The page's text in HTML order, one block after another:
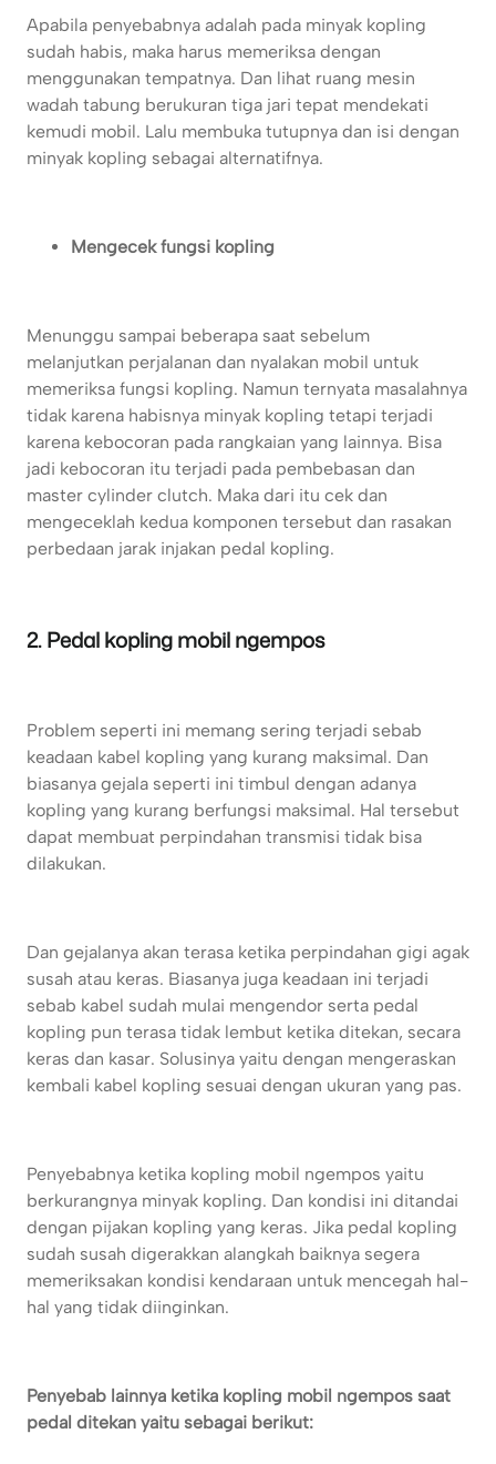
Apabila penyebabnya adalah pada minyak kopling
sudah habis, maka harus memeriksa dengan
menggunakan tempatnya. Dan lihat ruang mesin
wadah tabung berukuran tiga jari tepat mendekati
kemudi mobil. Lalu membuka tutupnya dan isi dengan
minyak kopling sebagai alternatifnya.
Mengecek fungsi kopling
Menunggu sampai beberapa saat sebelum
melanjutkan perjalanan dan nyalakan mobil untuk
memeriksa fungsi kopling. Namun ternyata masalahnya
tidak karena habisnya minyak kopling tetapi terjadi
karena kebocoran pada rangkaian yang lainnya. Bisa
jadi kebocoran itu terjadi pada pembebasan dan
master cylinder clutch. Maka dari itu cek dan
mengeceklah kedua komponen tersebut dan rasakan
perbedaan jarak injakan pedal kopling.
2. Pedal kopling mobil ngempos
Problem seperti ini memang sering terjadi sebab
keadaan kabel kopling yang kurang maksimal. Dan
biasanya gejala seperti ini timbul dengan adanya
kopling yang kurang berfungsi maksimal. Hal tersebut
dapat membuat perpindahan transmisi tidak bisa
dilakukan.
Dan gejalanya akan terasa ketika perpindahan gigi agak
susah atau keras. Biasanya juga keadaan ini terjadi
sebab kabel sudah mulai mengendor serta pedal
kopling pun terasa tidak lembut ketika ditekan, secara
keras dan kasar. Solusinya yaitu dengan mengeraskan
kembali kabel kopling sesuai dengan ukuran yang pas.
Penyebabnya ketika kopling mobil ngempos yaitu
berkurangnya minyak kopling. Dan kondisi ini ditandai
dengan pijakan kopling yang keras. Jika pedal kopling
sudah susah digerakkan alangkah baiknya segera
memeriksakan kondisi kendaraan untuk mencegah hal-
hal yang tidak diinginkan.
Penyebab lainnya ketika kopling mobil ngempos saat
pedal ditekan yaitu sebagai berikut: